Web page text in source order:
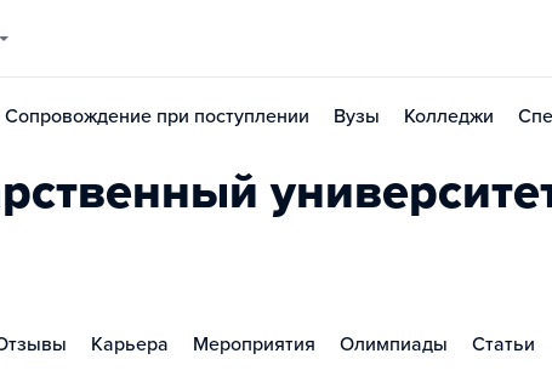
Сопровождение при поступлении Вузы Колледжи
Карьера Мероприятия Олимпиады Статьи